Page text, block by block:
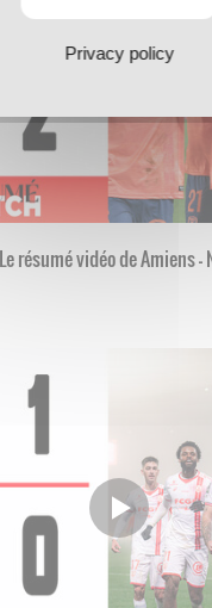
résumé vidéo de Amiens -
Privacy policy